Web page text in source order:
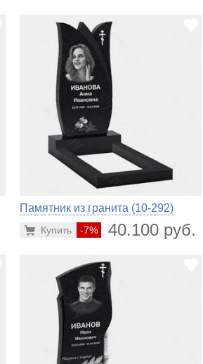
Памятник из гранита (10-292)
-7% 40.100 руб.
Купить